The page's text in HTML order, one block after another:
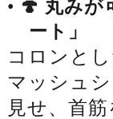
• 🍄 丸みが
ート」
コロンと
マッシュ
見せ、首